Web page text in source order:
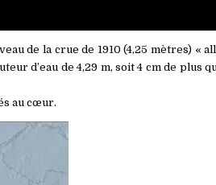
de la crue de 1910 (4,25 mètres) «
d’eau de 4,29 m, soit 4 cm de plus
au cœur.